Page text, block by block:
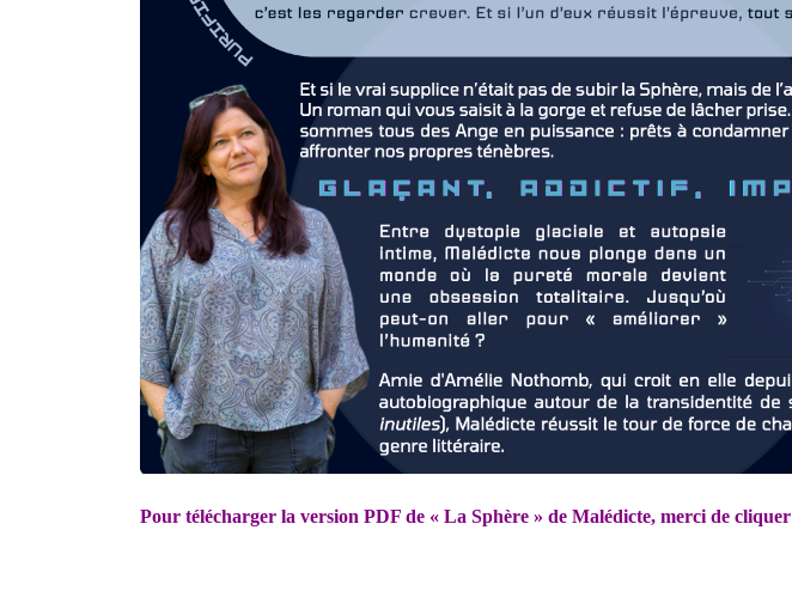
Pour télécharger la version PDF de « La Sphère » de Malédicte, merci de cliquer